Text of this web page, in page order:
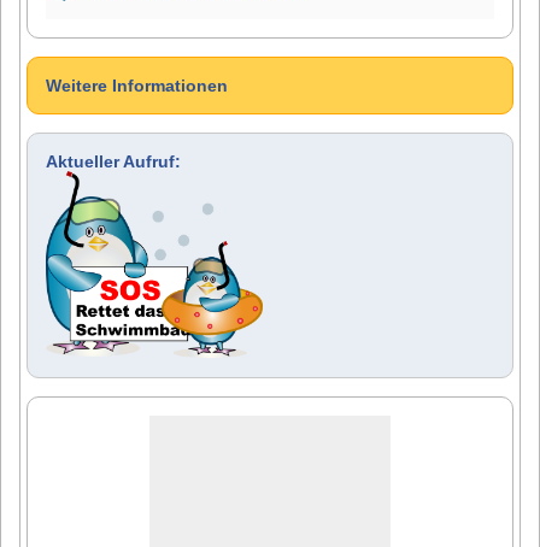
Weitere Informationen
Aktueller Aufruf: